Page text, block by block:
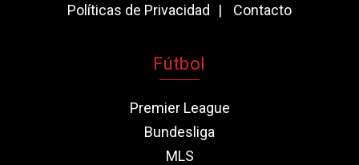
Políticas de Privacidad
Contacto
Fútbol
Premier League
Bundesliga
MLS